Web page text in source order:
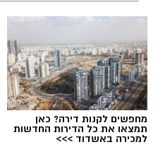
מחפשים לקנות דירה? כאן
תמצאו את כל הדירות החדשות
למכירה באשדוד >>>